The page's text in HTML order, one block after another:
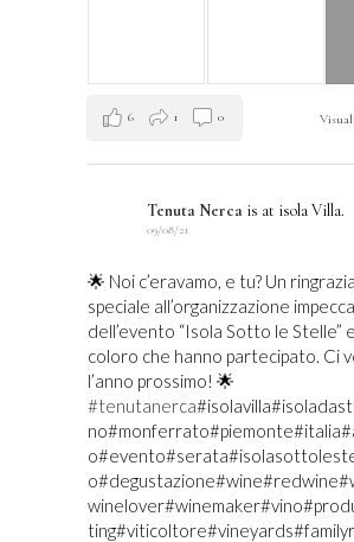
6 1 0
Tenuta Nerca is at isola Villa.
09/08/21
🌟 Noi c’eravamo, e tu? Un
speciale all’organizzazione
dell’evento “Isola Sotto le Stelle”
coloro che hanno partecipato. Ci
l’anno prossimo! 🌟
#tenutanerca